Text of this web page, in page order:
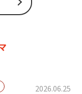
2026.06.25